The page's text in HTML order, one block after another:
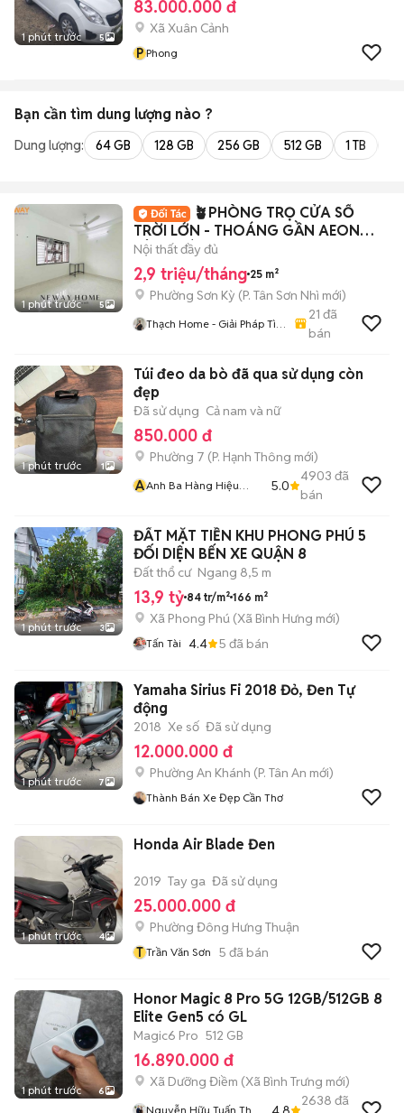
1 phút trước 5
83.000.000 đ
Xã Xuân Cảnh
P Phong
Bạn cần tìm dung lượng nào ?
Dung lượng: 64 GB 128 GB 256 GB 512 GB 1 TB
1 phút trước 5
🪴PHÒNG TRỌ CỬA SỔ
TRỜI LỚN - THOÁNG GẦN AEON
TÂN PHÚ
Nội thất đầy đủ
2,9 triệu/tháng 25 m²
Phường Sơn Kỳ (P. Tân Sơn Nhì mới)
Thạch Home - Giải Pháp Tìm
21 đã
bán
1 phút trước 1
Túi đeo da bò đã qua sử dụng còn
đẹp
Đã sử dụng Cả nam và nữ
850.000 đ
Phường 7 (P. Hạnh Thông mới)
AAnh Ba Hàng Hiệu
5.0
4903 đã
bán
1 phút trước 3
ĐẤT MẶT TIỀN KHU PHONG PHÚ 5
ĐỐI DIỆN BẾN XE QUẬN 8
Đất thổ cư Ngang 8,5 m
13,9 tỷ 84 tr/m² 166 m²
Xã Phong Phú (Xã Bình Hưng mới)
Tấn Tài 4.4 5 đã bán
1 phút trước 7
Yamaha Sirius Fi 2018 Đỏ, Đen Tự
động
2018 Xe số Đã sử dụng
12.000.000 đ
Phường An Khánh (P. Tân An mới)
Thành Bán Xe Đẹp Cần Thơ
1 phút trước 4
Honda Air Blade Đen
2019 Tay ga Đã sử dụng
25.000.000 đ
Phường Đông Hưng Thuận
T Trần Văn Sơn 5 đã bán
1 phút trước 6
Honor Magic 8 Pro 5G 12GB/512GB 8
Elite Gen5 có GL
Magic6 Pro 512 GB
16.890.000 đ
Xã Dưỡng Điềm (Xã Bình Trưng mới)
Nguyễn Hữu Tuấn Thu
2638 đã